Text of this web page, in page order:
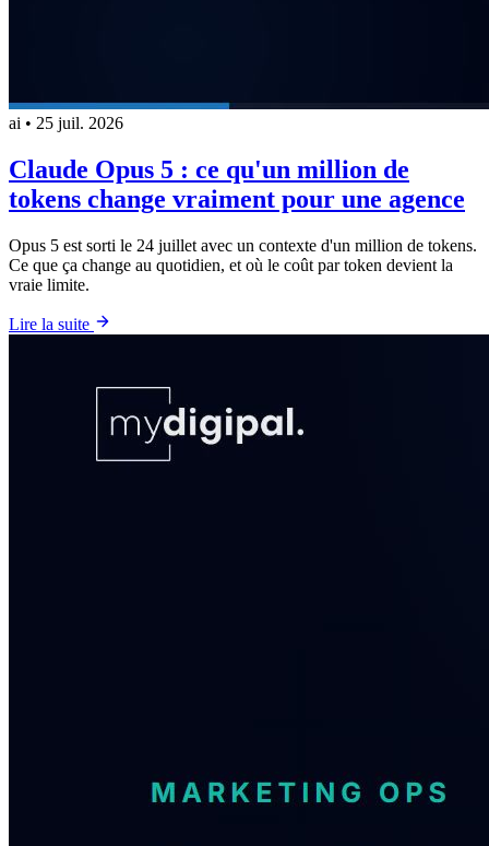
ai • 25 juil. 2026
Claude Opus 5 : ce qu'un million de
tokens change vraiment pour une agence
Opus 5 est sorti le 24 juillet avec un contexte d'un million de tokens.
Ce que ça change au quotidien, et où le coût par token devient la
vraie limite.
Lire la suite